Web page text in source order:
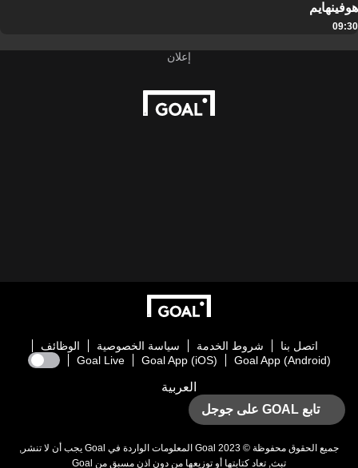
هوفينهايم
09:30
اتصل بنا شروط الخدمة سياسة الخصوصية
الوظائف
Goal App (Android)
Goal App (iOS)
Goal Live
العربية
تابع GOAL على جوجل
جميع الحقوق محفوظة © 2023 Goal المعلومات الواردة في Goal يجب أن لا تنشر,
تبث, تعاد كتابتها أو توزيعها من دون اذن مسبق من Goal